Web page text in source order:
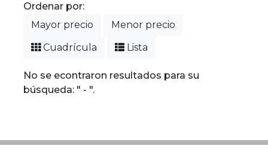
Filtrar
por
color
Abstracto
Ordenar por:
Mayor precio
Menor precio
Cuadrícula
Lista
No se econtraron resultados para su
búsqueda: " - ".